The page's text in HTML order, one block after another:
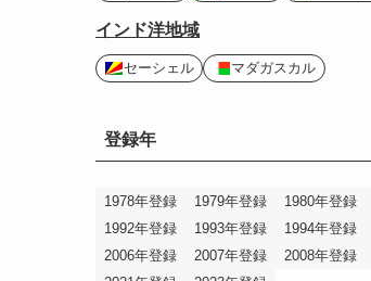
インド洋地域
セーシェル マダガスカル
登録年
1978年登録 1979年登録 1980年登録
1992年登録
1993年登録 1994年登録
2006年登録
2007年登録 2008年登録